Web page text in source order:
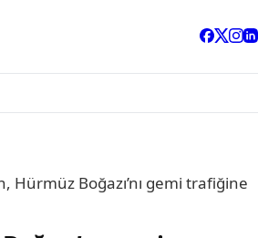
Hürmüz Boğazı’nı gemi trafiğine